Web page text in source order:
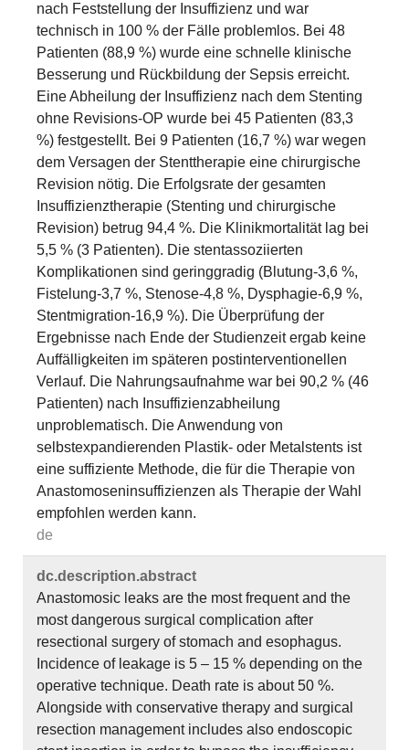
nach Feststellung der Insuffizienz und war
technisch in 100 % der Fälle problemlos. Bei 48
Patienten (88,9 %) wurde eine schnelle klinische
Besserung und Rückbildung der Sepsis erreicht.
Eine Abheilung der Insuffizienz nach dem Stenting
ohne Revisions-OP wurde bei 45 Patienten (83,3
%) festgestellt. Bei 9 Patienten (16,7 %) war wegen
dem Versagen der Stenttherapie eine chirurgische
Revision nötig. Die Erfolgsrate der gesamten
Insuffizienztherapie (Stenting und chirurgische
Revision) betrug 94,4 %. Die Klinikmortalität lag bei
5,5 % (3 Patienten). Die stentassoziierten
Komplikationen sind geringgradig (Blutung-3,6 %,
Fistelung-3,7 %, Stenose-4,8 %, Dysphagie-6,9 %,
Stentmigration-16,9 %). Die Überprüfung der
Ergebnisse nach Ende der Studienzeit ergab keine
Auffälligkeiten im späteren postinterventionellen
Verlauf. Die Nahrungsaufnahme war bei 90,2 % (46
Patienten) nach Insuffizienzabheilung
unproblematisch. Die Anwendung von
selbstexpandierenden Plastik- oder Metalstents ist
eine suffiziente Methode, die für die Therapie von
Anastomoseninsuffizienzen als Therapie der Wahl
empfohlen werden kann.
de
dc.​description.​abstract
Anastomosic leaks are the most frequent and the
most dangerous surgical complication after
resectional surgery of stomach and esophagus.
Incidence of leakage is 5 – 15 % depending on the
operative technique. Death rate is about 50 %.
Alongside with conservative therapy and surgical
resection management includes also endoscopic